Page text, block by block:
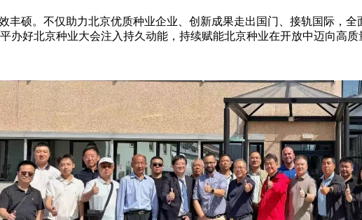
硕。不仅助力北京优质种业企业、创新成果走出国门、接轨国际，
办好北京种业大会注入持久动能，持续赋能北京种业在开放中迈向高质